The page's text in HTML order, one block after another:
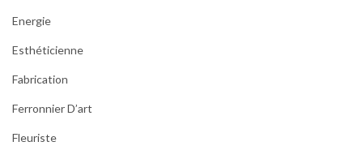
Energie
Esthéticienne
Fabrication
Ferronnier D’art
Fleuriste